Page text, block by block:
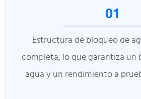
01
Estructura de bloqueo de
completa, lo que garantiza un
agua y un rendimiento a